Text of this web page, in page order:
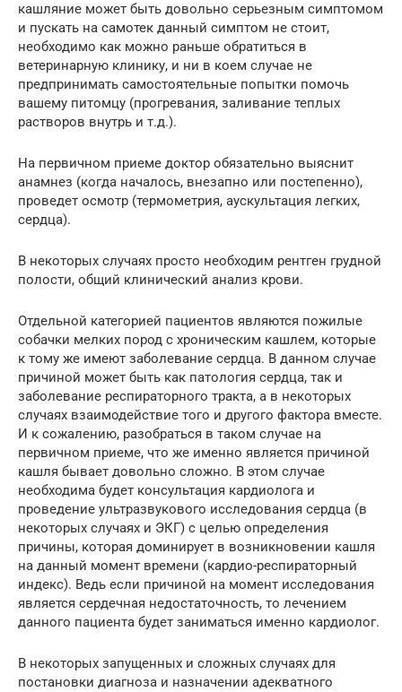
кашляние может быть довольно серьезным симптомом
и пускать на самотек данный симптом не стоит,
необходимо как можно раньше обратиться в
ветеринарную клинику, и ни в коем случае не
предпринимать самостоятельные попытки помочь
вашему питомцу (прогревания, заливание теплых
растворов внутрь и т.д.).
На первичном приеме доктор обязательно выяснит
анамнез (когда началось, внезапно или постепенно),
проведет осмотр (термометрия, аускультация легких,
сердца).
В некоторых случаях просто необходим рентген грудной
полости, общий клинический анализ крови.
Отдельной категорией пациентов являются пожилые
собачки мелких пород с хроническим кашлем, которые
к тому же имеют заболевание сердца. В данном случае
причиной может быть как патология сердца, так и
заболевание респираторного тракта, а в некоторых
случаях взаимодействие того и другого фактора вместе.
И к сожалению, разобраться в таком случае на
первичном приеме, что же именно является причиной
кашля бывает довольно сложно. В этом случае
необходима будет консультация кардиолога и
проведение ультразвукового исследования сердца (в
некоторых случаях и ЭКГ) с целью определения
причины, которая доминирует в возникновении кашля
на данный момент времени (кардио-респираторный
индекс). Ведь если причиной на момент исследования
является сердечная недостаточность, то лечением
данного пациента будет заниматься именно кардиолог.
В некоторых запущенных и сложных случаях для
постановки диагноза и назначении адекватного